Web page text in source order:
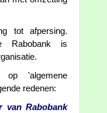
tot afpersing.
Rabobank is
'algemene
redenen:
van Rabobank